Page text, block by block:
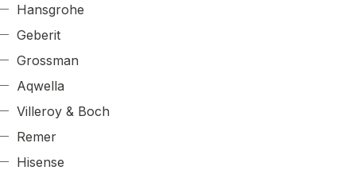
Hansgrohe
Geberit
Grossman
Aqwella
Villeroy & Boch
Remer
Hisense